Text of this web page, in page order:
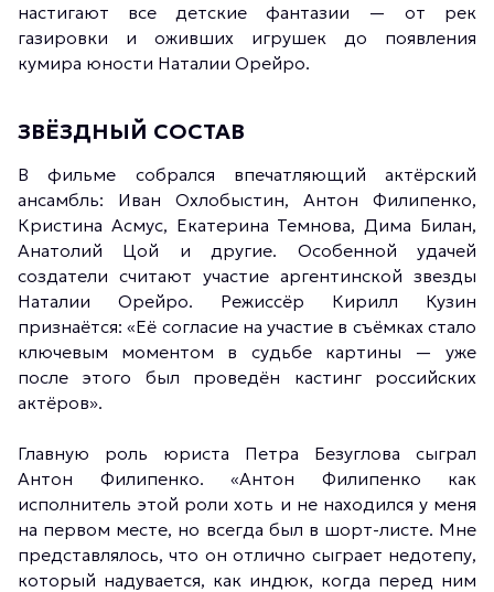
настигают все детские фантазии — от рек
газировки и оживших игрушек до появления
кумира юности Наталии Орейро.
ЗВЁЗДНЫЙ СОСТАВ
В фильме собрался впечатляющий актёрский
ансамбль: Иван Охлобыстин, Антон Филипенко,
Кристина Асмус, Екатерина Темнова, Дима Билан,
Анатолий Цой и другие. Особенной удачей
создатели считают участие аргентинской звезды
Наталии Орейро. Режиссёр Кирилл Кузин
признаётся: «Её согласие на участие в съёмках стало
ключевым моментом в судьбе картины — уже
после этого был проведён кастинг российских
актёров».
Главную роль юриста Петра Безуглова сыграл
Антон Филипенко. «Антон Филипенко как
исполнитель этой роли хоть и не находился у меня
на первом месте, но всегда был в шорт-листе. Мне
представлялось, что он отлично сыграет недотепу,
который надувается, как индюк, когда перед ним